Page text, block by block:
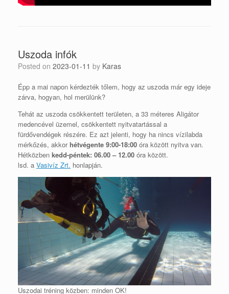
Uszoda infók
Posted on 2023-01-11 by Karas
Épp a mai napon kérdezték tőlem, hogy az uszoda már egy ideje
zárva, hogyan, hol merülünk?
Tehát az uszoda csökkentett területen, a 33 méteres Aligátor
medencével üzemel, csökkentett nyitvatartással a
fürdővendégek részére. Ez azt jelenti, hogy ha nincs vízilabda
mérkőzés, akkor hétvégente 9:00-18:00 óra között nyitva van.
Hétközben kedd-péntek: 06.00 – 12.00 óra között.
lsd. a Vasivíz Zrt. honlapján.
Uszodai tréning közben: minden OK!